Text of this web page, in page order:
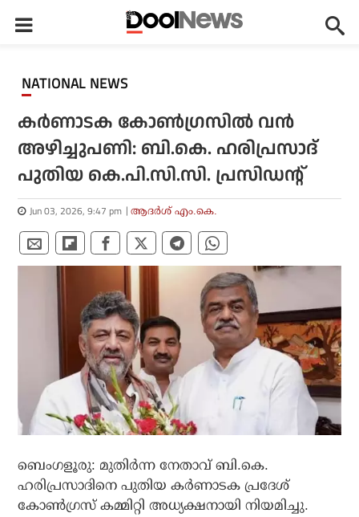
NATIONAL NEWS
കർണാടക കോൺഗ്രസിൽ വൻ
അഴിച്ചുപണി: ബി.കെ. ഹരിപ്രസാദ്
പുതിയ കെ.പി.സി.സി. പ്രസിഡന്റ്
Jun 03, 2026, 9:47 pm ആദർശ് എം.കെ.
ബെം​ഗളൂരു: മുതിർന്ന നേതാവ് ബി.കെ.
ഹരിപ്രസാദിനെ പുതിയ കർണാടക പ്രദേശ്
കോൺഗ്രസ് കമ്മിറ്റി അധ്യക്ഷനായി നിയമിച്ചു.